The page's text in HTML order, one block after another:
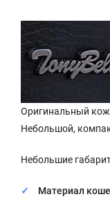
Оригинальный
Небольшой,
Небольшие
Материал